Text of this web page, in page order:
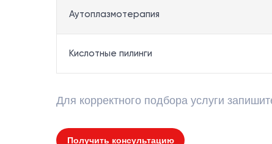
Аутоплазмотерапия
Кислотные пилинги
Получить консультацию
Для корректного подбора услуги